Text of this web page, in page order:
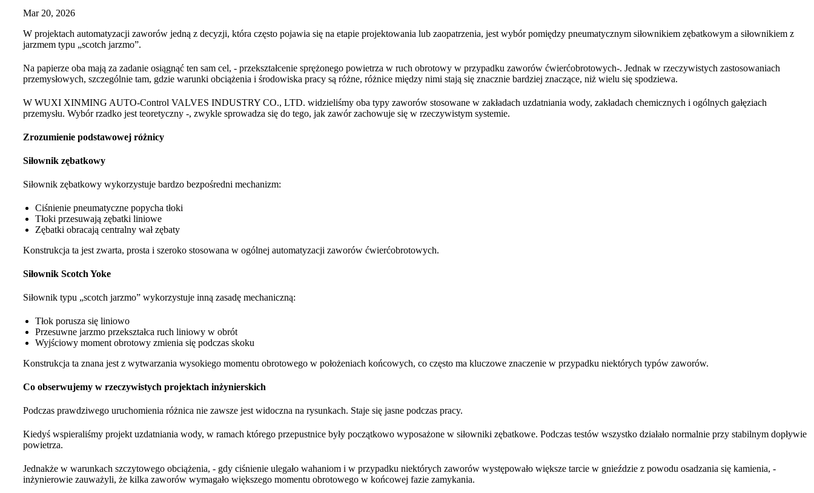
Mar 20, 2026
W projektach automatyzacji zaworów jedną z decyzji, która często pojawia się na etapie projektowania lub zaopatrzenia, jest wybór pomiędzy pneumatycznym siłownikiem zębatkowym a siłownikiem z
jarzmem typu „scotch jarzmo”.
Na papierze oba mają za zadanie osiągnąć ten sam cel, - przekształcenie sprężonego powietrza w ruch obrotowy w przypadku zaworów ćwierćobrotowych-. Jednak w rzeczywistych zastosowaniach
przemysłowych, szczególnie tam, gdzie warunki obciążenia i środowiska pracy są różne, różnice między nimi stają się znacznie bardziej znaczące, niż wielu się spodziewa.
W WUXI XINMING AUTO-Control VALVES INDUSTRY CO., LTD. widzieliśmy oba typy zaworów stosowane w zakładach uzdatniania wody, zakładach chemicznych i ogólnych gałęziach
przemysłu. Wybór rzadko jest teoretyczny -, zwykle sprowadza się do tego, jak zawór zachowuje się w rzeczywistym systemie.
Zrozumienie podstawowej różnicy
Siłownik zębatkowy
Siłownik zębatkowy wykorzystuje bardzo bezpośredni mechanizm:
Ciśnienie pneumatyczne popycha tłoki
Tłoki przesuwają zębatki liniowe
Zębatki obracają centralny wał zębaty
Konstrukcja ta jest zwarta, prosta i szeroko stosowana w ogólnej automatyzacji zaworów ćwierćobrotowych.
Siłownik Scotch Yoke
Siłownik typu „scotch jarzmo” wykorzystuje inną zasadę mechaniczną:
Tłok porusza się liniowo
Przesuwne jarzmo przekształca ruch liniowy w obrót
Wyjściowy moment obrotowy zmienia się podczas skoku
Konstrukcja ta znana jest z wytwarzania wysokiego momentu obrotowego w położeniach końcowych, co często ma kluczowe znaczenie w przypadku niektórych typów zaworów.
Co obserwujemy w rzeczywistych projektach inżynierskich
Podczas prawdziwego uruchomienia różnica nie zawsze jest widoczna na rysunkach. Staje się jasne podczas pracy.
Kiedyś wspieraliśmy projekt uzdatniania wody, w ramach którego przepustnice były początkowo wyposażone w siłowniki zębatkowe. Podczas testów wszystko działało normalnie przy stabilnym dopływie
powietrza.
Jednakże w warunkach szczytowego obciążenia, - gdy ciśnienie ulegało wahaniom i w przypadku niektórych zaworów występowało większe tarcie w gnieździe z powodu osadzania się kamienia, -
inżynierowie zauważyli, że kilka zaworów wymagało większego momentu obrotowego w końcowej fazie zamykania.